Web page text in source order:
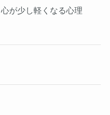
が少し軽くなる心理